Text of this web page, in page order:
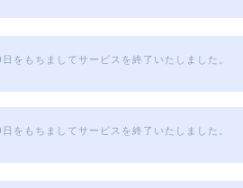
をもちましてサービスを終了いたしました。
をもちましてサービスを終了いたしました。